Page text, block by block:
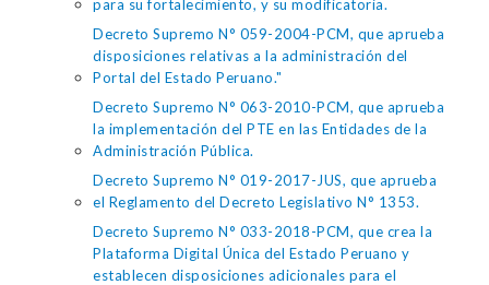
para su fortalecimiento, y su modificatoria.
Decreto Supremo N° 059-2004-PCM, que aprueba
disposiciones relativas a la administración del
Portal del Estado Peruano."
Decreto Supremo N° 063-2010-PCM, que aprueba
la implementación del PTE en las Entidades de la
Administración Pública.
Decreto Supremo N° 019-2017-JUS, que aprueba
el Reglamento del Decreto Legislativo N° 1353.
Decreto Supremo N° 033-2018-PCM, que crea la
Plataforma Digital Única del Estado Peruano y
establecen disposiciones adicionales para el